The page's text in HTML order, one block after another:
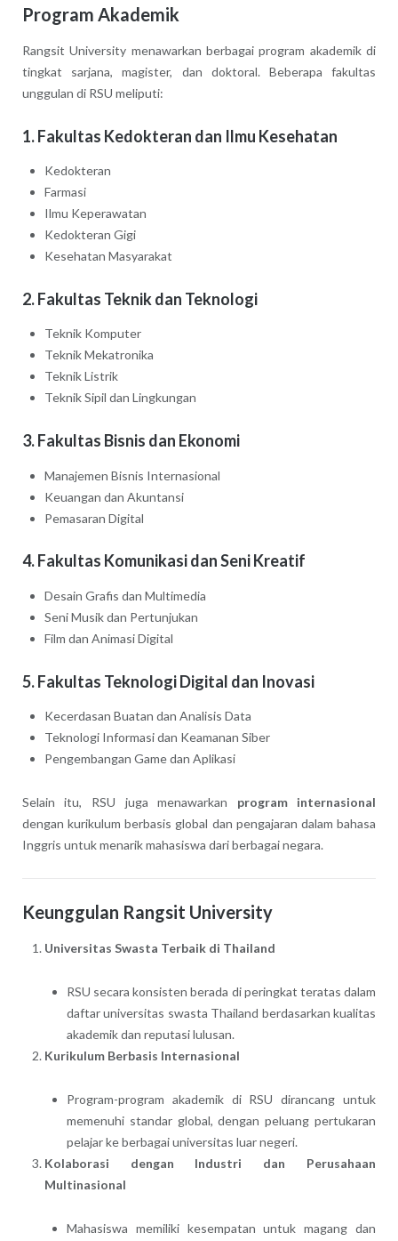
Program Akademik
Rangsit University menawarkan berbagai program akademik di
tingkat sarjana, magister, dan doktoral. Beberapa fakultas
unggulan di RSU meliputi:
1. Fakultas Kedokteran dan Ilmu Kesehatan
Kedokteran
Farmasi
Ilmu Keperawatan
Kedokteran Gigi
Kesehatan Masyarakat
2. Fakultas Teknik dan Teknologi
Teknik Komputer
Teknik Mekatronika
Teknik Listrik
Teknik Sipil dan Lingkungan
3. Fakultas Bisnis dan Ekonomi
Manajemen Bisnis Internasional
Keuangan dan Akuntansi
Pemasaran Digital
4. Fakultas Komunikasi dan Seni Kreatif
Desain Grafis dan Multimedia
Seni Musik dan Pertunjukan
Film dan Animasi Digital
5. Fakultas Teknologi Digital dan Inovasi
Kecerdasan Buatan dan Analisis Data
Teknologi Informasi dan Keamanan Siber
Pengembangan Game dan Aplikasi
Selain itu, RSU juga menawarkan program internasional
dengan kurikulum berbasis global dan pengajaran dalam bahasa
Inggris untuk menarik mahasiswa dari berbagai negara.
Keunggulan Rangsit University
Universitas Swasta Terbaik di Thailand
RSU secara konsisten berada di peringkat teratas dalam
daftar universitas swasta Thailand berdasarkan kualitas
akademik dan reputasi lulusan.
Kurikulum Berbasis Internasional
Program-program akademik di RSU dirancang untuk
memenuhi standar global, dengan peluang pertukaran
pelajar ke berbagai universitas luar negeri.
Kolaborasi dengan Industri dan Perusahaan
Multinasional
Mahasiswa memiliki kesempatan untuk magang dan